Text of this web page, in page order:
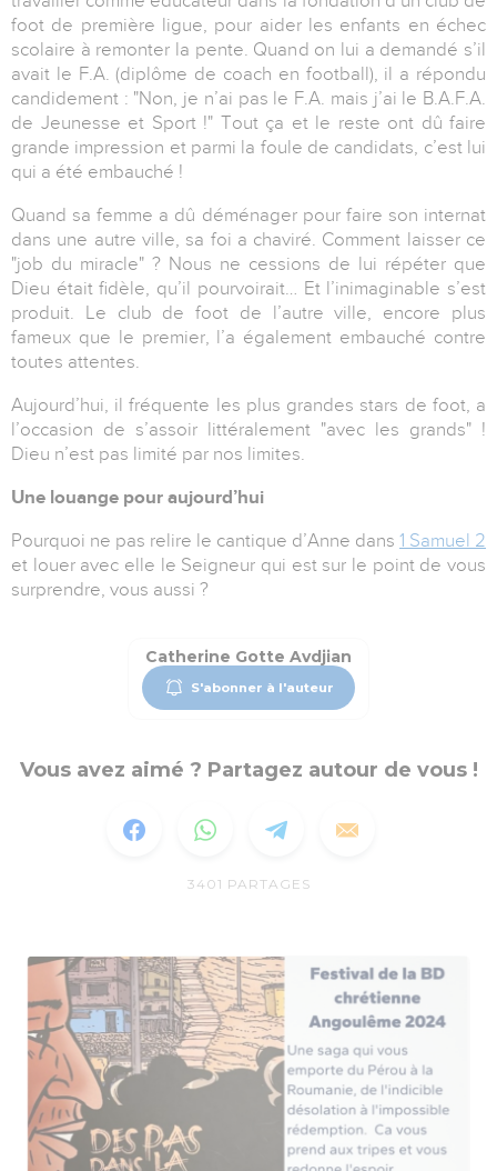
foot de première ligue, pour aider les enfants en échec
scolaire à remonter la pente. Quand on lui a demandé s’il
avait le F.A. (diplôme de coach en football), il a répondu
candidement : "Non, je n’ai pas le F.A. mais j’ai le B.A.F.A.
de Jeunesse et Sport !" Tout ça et le reste ont dû faire
grande impression et parmi la foule de candidats, c’est lui
qui a été embauché !
Quand sa femme a dû déménager pour faire son internat
dans une autre ville, sa foi a chaviré. Comment laisser ce
"job du miracle" ? Nous ne cessions de lui répéter que
Dieu était fidèle, qu’il pourvoirait… Et l’inimaginable s’est
produit. Le club de foot de l’autre ville, encore plus
fameux que le premier, l’a également embauché contre
toutes attentes.
Aujourd’hui, il fréquente les plus grandes stars de foot, a
l’occasion de s’assoir littéralement "avec les grands" !
Dieu n’est pas limité par nos limites.
Une louange pour aujourd’hui
Pourquoi ne pas relire le cantique d’Anne dans 1 Samuel 2
et louer avec elle le Seigneur qui est sur le point de vous
surprendre, vous aussi ?
Catherine Gotte Avdjian
S'abonner à l'auteur
Vous avez aimé ? Partagez autour de vous !
3401 PARTAGES